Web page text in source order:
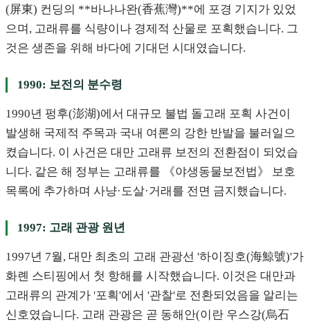
(屏東) 컨딩의 **바나나완(香蕉灣)**에 포경 기지가 있었
으며, 고래류를 식량이나 경제적 산물로 포획했습니다. 그
것은 생존을 위해 바다에 기대던 시대였습니다.
1990: 보전의 분수령
1990년 펑후(澎湖)에서 대규모 불법 돌고래 포획 사건이
발생해 국제적 주목과 국내 여론의 강한 반발을 불러일으
켰습니다. 이 사건은 대만 고래류 보전의 전환점이 되었습
니다. 같은 해 정부는 고래류를 《야생동물보전법》 보호
목록에 추가하며 사냥·도살·거래를 전면 금지했습니다.
1997: 고래 관광 원년
1997년 7월, 대만 최초의 고래 관광선 '하이징호(海鯨號)'가
화롄 스티핑에서 첫 항해를 시작했습니다. 이것은 대만과
고래류의 관계가 '포획'에서 '관찰'로 전환되었음을 알리는
신호였습니다. 고래 관광은 곧 동해안(이란 우스강(烏石